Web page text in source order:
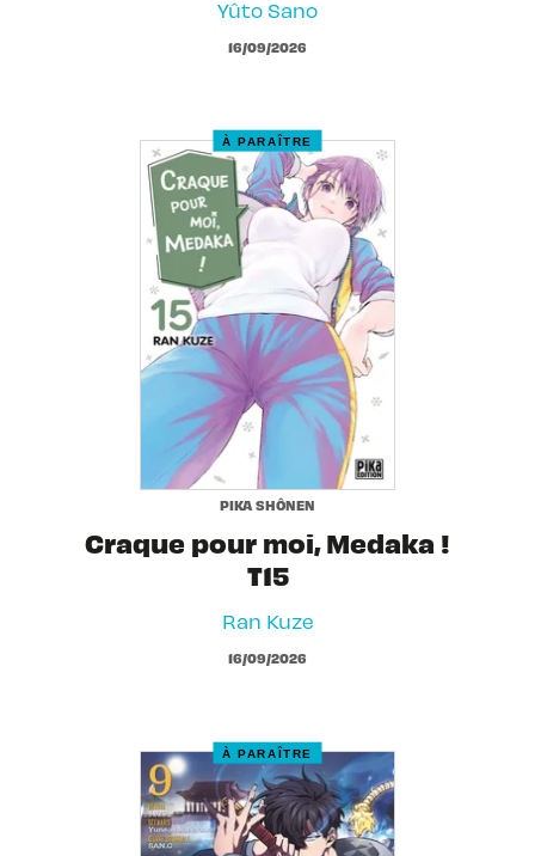
Yûto Sano
16/09/2026
À PARAÎTRE
PIKA SHÔNEN
Craque pour moi, Medaka !
T15
Ran Kuze
16/09/2026
À PARAÎTRE